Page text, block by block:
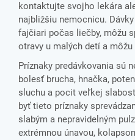
kontaktujte svojho lekára
najbližšiu nemocnicu.
fajčiari počas liečby, môžu
otravy u malých detí a
Príznaky predávkovania sú
bolesť brucha, hnačka,
sluchu a pocit veľkej
byť tieto príznaky
slabým a nepravidelným
extrémnou únavou,